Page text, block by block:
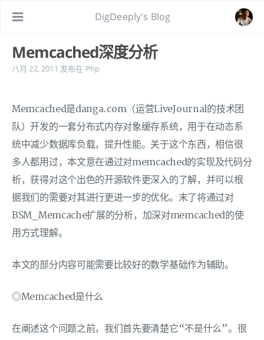
DigDeeply's Blog
Memcached深度分析
八月 22, 2011 发布在 Php
Memcached是danga.com（运营LiveJournal的技术团
队）开发的一套分布式内存对象缓存系统，用于在动态系
统中减少数据库负载，提升性能。关于这个东西，相信很
多人都用过，本文意在通过对memcached的实现及代码分
析，获得对这个出色的开源软件更深入的了解，并可以根
据我们的需要对其进行更进一步的优化。末了将通过对
BSM_Memcache扩展的分析，加深对memcached的使
用方式理解。
本文的部分内容可能需要比较好的数学基础作为辅助。
◎Memcached是什么
在阐述这个问题之前，我们首先要清楚它“不是什么”。很